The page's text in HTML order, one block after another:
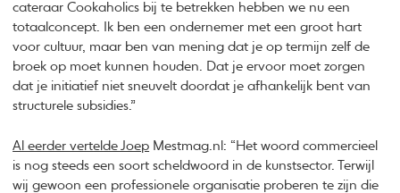
cateraar Cookaholics bij te betrekken hebben we nu een
totaalconcept. Ik ben een ondernemer met een groot hart
voor cultuur, maar ben van mening dat je op termijn zelf de
broek op moet kunnen houden. Dat je ervoor moet zorgen
dat je initiatief niet sneuvelt doordat je afhankelijk bent van
structurele subsidies.”
Al eerder vertelde Joep Mestmag.nl: “Het woord commercieel
is nog steeds een soort scheldwoord in de kunstsector. Terwijl
wij gewoon een professionele organisatie proberen te zijn die